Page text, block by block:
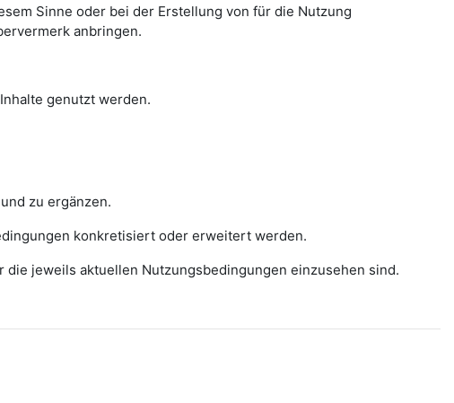
Sinne oder bei der Erstellung von für die Nutzung
anbringen.
genutzt werden.
zu ergänzen.
konkretisiert oder erweitert werden.
jeweils aktuellen Nutzungsbedingungen einzusehen sind.